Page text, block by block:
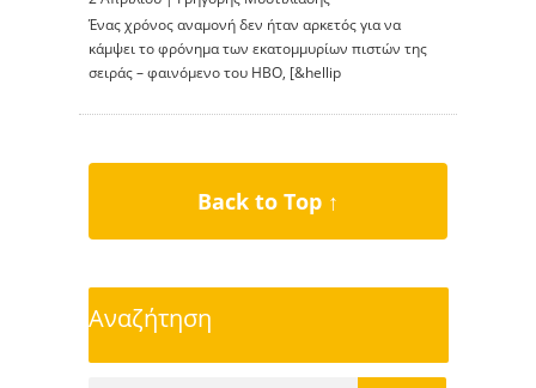
Ένας χρόνος αναμονή δεν ήταν αρκετός για να
κάμψει το φρόνημα των εκατομμυρίων πιστών της
σειράς – φαινόμενο του HBO, [&hellip
Back to Top ↑
Αναζήτηση